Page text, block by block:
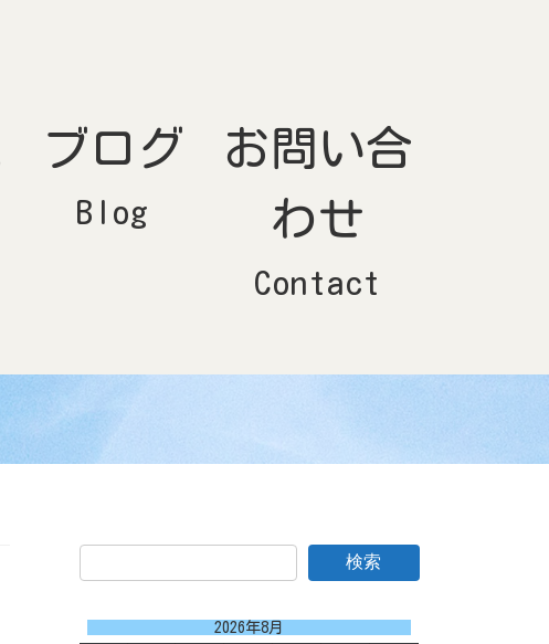
ブログ
Blog
お問い合
わせ
Contact
検索
2026年8月